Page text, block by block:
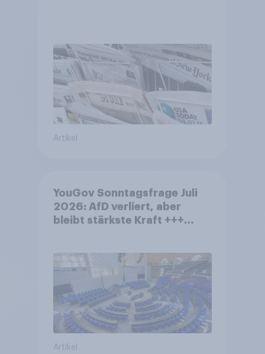
Artikel
YouGov Sonntagsfrage Juli
2026: AfD verliert, aber
bleibt stärkste Kraft +++
Artikel